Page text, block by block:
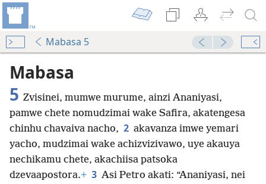
Mabasa 5
Mabasa
5 Zvisinei, mumwe murume, ainzi Ananiyasi,
pamwe chete nomudzimai wake Safira, akatengesa
chinhu chavaiva nacho, 2 akavanza imwe yemari
yacho, mudzimai wake achizvizivawo, uye akauya
nechikamu chete, akachiisa patsoka
dzevaapostora.+ 3 Asi Petro akati: “Ananiyasi, nei